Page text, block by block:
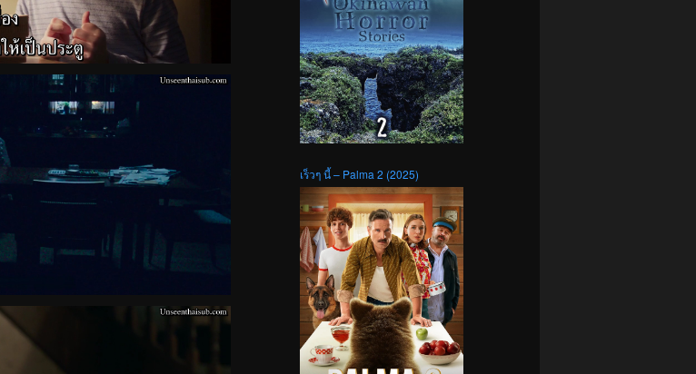
เร็วๆ นี้ – Palma 2 (2025)